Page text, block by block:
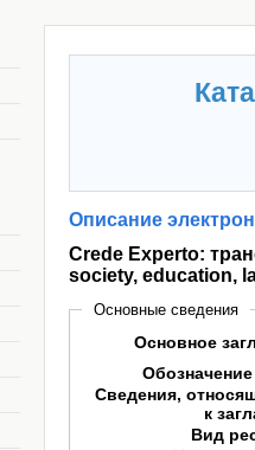
Описание
Crede Experto:
society, education,
Основные сведения
Основное
Сведения,
к
Вид